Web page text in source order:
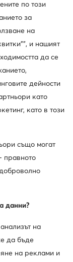
анцузи
промени
влияние
гламурна
лога върху
и небрежният
Скайст-
в
по този
за
на
и нашият
да се
дейности
като
като в този
също могат
правното
данни?
на
да бъде
на реклами и